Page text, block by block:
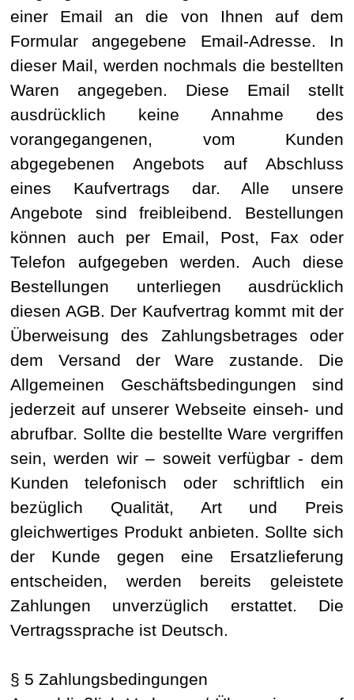
einer Email an die von Ihnen auf dem
Formular angegebene Email-Adresse. In
dieser Mail, werden nochmals die bestellten
Waren angegeben. Diese Email stellt
ausdrücklich keine Annahme des
vorangegangenen, vom Kunden
abgegebenen Angebots auf Abschluss
eines Kaufvertrags dar. Alle unsere
Angebote sind freibleibend. Bestellungen
können auch per Email, Post, Fax oder
Telefon aufgegeben werden. Auch diese
Bestellungen unterliegen ausdrücklich
diesen AGB. Der Kaufvertrag kommt mit der
Überweisung des Zahlungsbetrages oder
dem Versand der Ware zustande. Die
Allgemeinen Geschäftsbedingungen sind
jederzeit auf unserer Webseite einseh- und
abrufbar. Sollte die bestellte Ware vergriffen
sein, werden wir – soweit verfügbar - dem
Kunden telefonisch oder schriftlich ein
bezüglich Qualität, Art und Preis
gleichwertiges Produkt anbieten. Sollte sich
der Kunde gegen eine Ersatzlieferung
entscheiden, werden bereits geleistete
Zahlungen unverzüglich erstattet. Die
Vertragssprache ist Deutsch.
§ 5 Zahlungsbedingungen